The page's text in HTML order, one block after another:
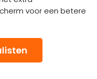
voor een betere